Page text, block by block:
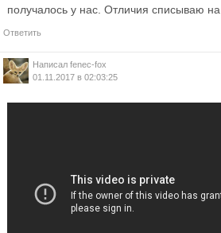
получалось у нас. Отличия списываю
Ответить
Написал fenec-fox
01.11.2017 в 02:03:25